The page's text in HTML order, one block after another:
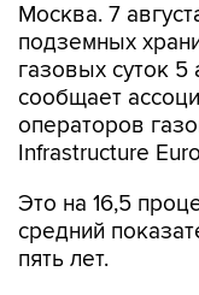
Москва. 7
подземных
газовых суток 5
сообщает
операторов
Infrastructure
Это на 16,5
средний
пять лет.